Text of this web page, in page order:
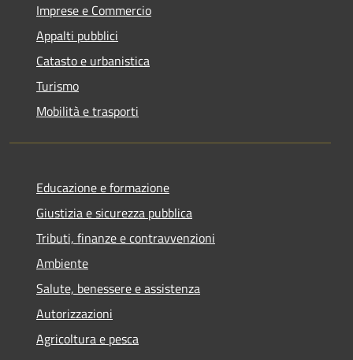
Imprese e Commercio
Appalti pubblici
Catasto e urbanistica
Turismo
Mobilità e trasporti
Educazione e formazione
Giustizia e sicurezza pubblica
Tributi, finanze e contravvenzioni
Ambiente
Salute, benessere e assistenza
Autorizzazioni
Agricoltura e pesca